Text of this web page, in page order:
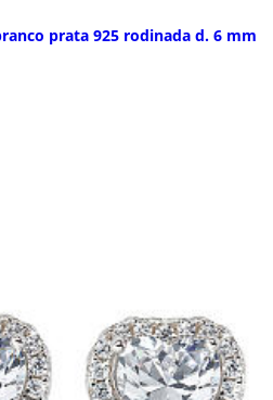
prata 925 rodinada d. 6 mm